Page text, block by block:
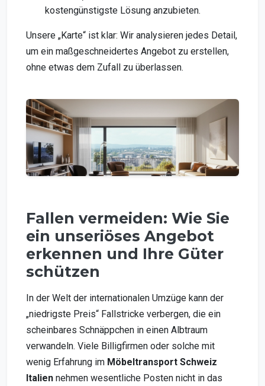
kostengünstigste Lösung anzubieten.
Unsere „Karte“ ist klar: Wir analysieren jedes Detail,
um ein maßgeschneidertes Angebot zu erstellen,
ohne etwas dem Zufall zu überlassen.
Fallen vermeiden: Wie Sie
ein unseriöses Angebot
erkennen und Ihre Güter
schützen
In der Welt der internationalen Umzüge kann der
„niedrigste Preis“ Fallstricke verbergen, die ein
scheinbares Schnäppchen in einen Albtraum
verwandeln. Viele Billigfirmen oder solche mit
wenig Erfahrung im Möbeltransport Schweiz
Italien nehmen wesentliche Posten nicht in das